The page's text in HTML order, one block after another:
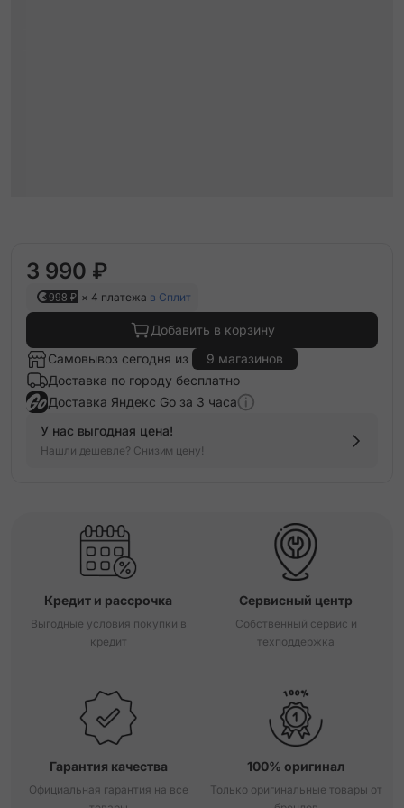
3 990 ₽
998 ₽ × 4 платежа в Сплит
Добавить в корзину
Самовывоз сегодня из
9 магазинов
Доставка по городу бесплатно
Доставка Яндекс Go за 3 часа
У нас выгодная цена!
Нашли дешевле? Снизим цену!
Кредит и рассрочка
Выгодные условия покупки в
кредит
Сервисный центр
Собственный сервис и
техподдержка
Гарантия качества
Официальная гарантия на все
100% оригинал
Только оригинальные товары от